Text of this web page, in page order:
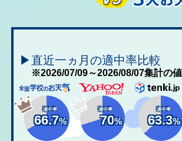
▶直近一ヵ月の適中率比較
※2026/07/09～2026/08/07集計の値
適中率
66.7%
適中率
70%
適中率
63.3%